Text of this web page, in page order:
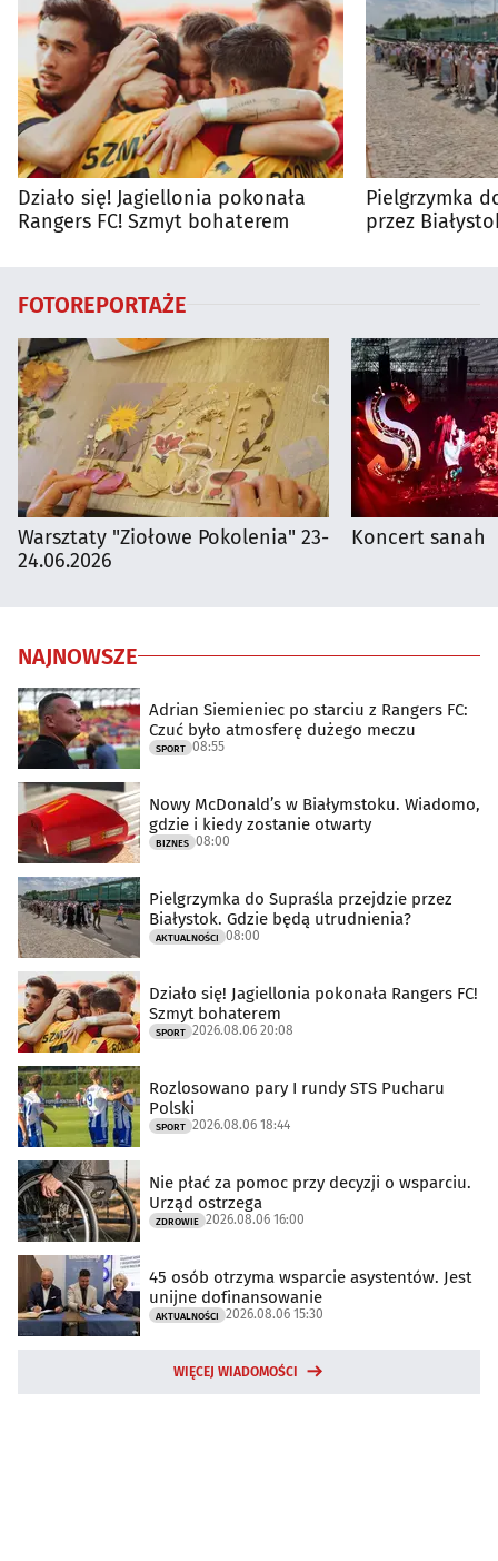
Działo się! Jagiellonia pokonała
Rangers FC! Szmyt bohaterem
Pielgrzymka
przez
FOTOREPORTAŻE
Warsztaty "Ziołowe Pokolenia" 23-
24.06.2026
Koncert sanah
NAJNOWSZE
Adrian Siemieniec po starciu z Rangers FC:
Czuć było atmosferę dużego meczu
SPORT 08:55
Nowy McDonald’s w Białymstoku. Wiadomo,
gdzie i kiedy zostanie otwarty
BIZNES 08:00
Pielgrzymka do Supraśla przejdzie przez
Białystok. Gdzie będą utrudnienia?
AKTUALNOŚCI 08:00
Działo się! Jagiellonia pokonała Rangers FC!
Szmyt bohaterem
SPORT 2026.08.06 20:08
Rozlosowano pary I rundy STS Pucharu
Polski
SPORT 2026.08.06 18:44
Nie płać za pomoc przy decyzji o wsparciu.
Urząd ostrzega
ZDROWIE 2026.08.06 16:00
45 osób otrzyma wsparcie asystentów. Jest
unijne dofinansowanie
AKTUALNOŚCI 2026.08.06 15:30
WIĘCEJ WIADOMOŚCI